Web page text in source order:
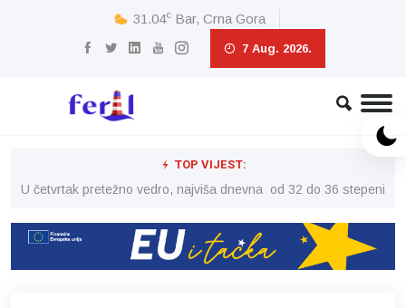
31.04c Bar, Crna Gora
7 Aug. 2026.
TOP VIJEST:
U četvrtak pretežno vedro, najviša dnevna od 32 do 36 stepeni